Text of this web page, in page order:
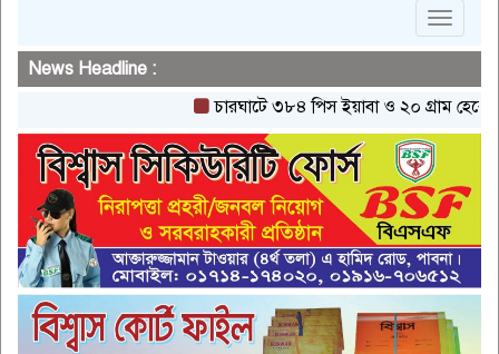
Toggle
News Headline :
চারঘাটে ৩৮৪ পিস ইয়াবা ও ২০ গ্রাম হেরোইনসহ